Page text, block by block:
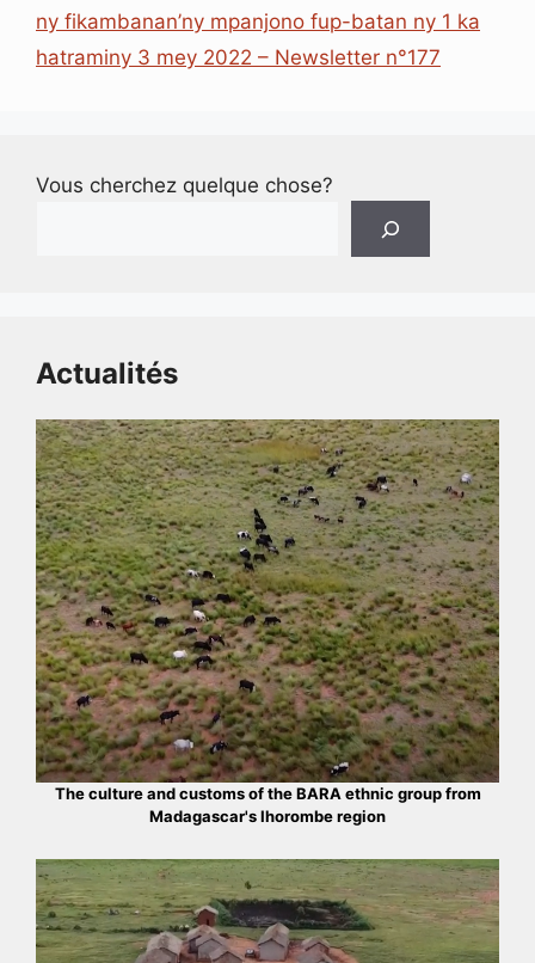
ny fikambanan’ny mpanjono fup-batan ny 1 ka
hatraminy 3 mey 2022 – Newsletter n°177
Vous cherchez quelque chose?
Actualités
The culture and customs of the BARA ethnic group from
Madagascar's Ihorombe region